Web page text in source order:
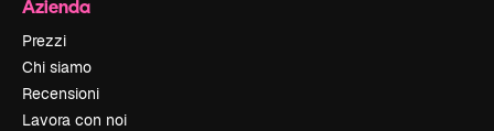
Azienda
Prezzi
Chi siamo
Recensioni
Lavora con noi